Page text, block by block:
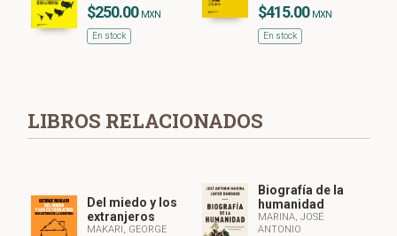
$250.00 MXN
En stock
$415.00 MXN
En stock
LIBROS RELACIONADOS
Del miedo y los
extranjeros
MAKARI, GEORGE
Biografía de la
humanidad
MARINA, JOSÉ
ANTONIO